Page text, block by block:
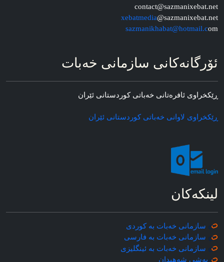
contact@sazmanixebat.net
xebatmedia@sazmanixebat.net
sazmanikhabat@hotmail.com
ئۆرگانه‌کانی سازمانی خه‌بات
ڕێکخراوی ئافره‌تانی خه‌باتی کوردستانی ئێران
ڕێکخراوی لاوانی خه‌باتی کوردستانی ئێران
لینکه‌کان
سازمانی خه‌بات به کوردی
سازمانی خه‌بات به فارسی
سازمانی خه‌بات به ئینگلیزی
به‌شی شه‌هیدان